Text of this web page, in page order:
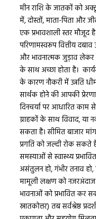
मीन राशि के जातकों को
में, दोस्तों, माता-पिता और
एक प्रभावशाली स्तर मौजूद
परिणामस्वरूप वित्तीय
और भावनात्मक जुड़ाव
के साथ अच्छा होता है।
के कारण नौकरी में उन्नति
सार्थक होने की आपकी
दिनचर्या पर आधारित
ग्राहकों के साथ विवाद, या
सकता है। सीमित बाजार
प्रगति को जल्दी रोक सकते
समस्याओं से स्वास्थ्य
असंतुलन हो, गंभीर तनाव हो,
मामूली लक्षण को नजरअंदाज
भावनाओं को प्रभावित कर
स्नातकोत्तर) तब सर्वश्रेष्ठ